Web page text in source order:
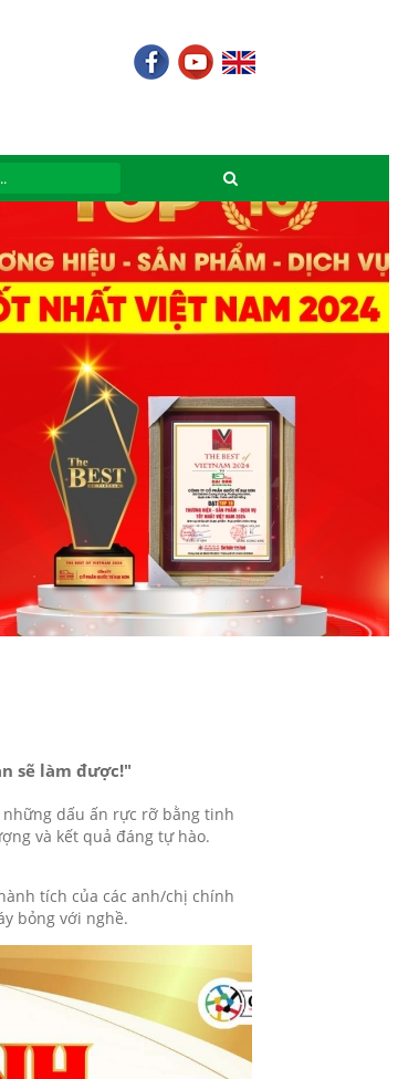
sẽ làm được!"
dấu ấn rực rỡ bằng tinh
và kết quả đáng tự hào.
tích của các anh/chị chính
bỏng với nghề.